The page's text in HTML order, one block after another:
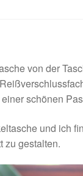
von der
schönen
und ich
zu gestalten.